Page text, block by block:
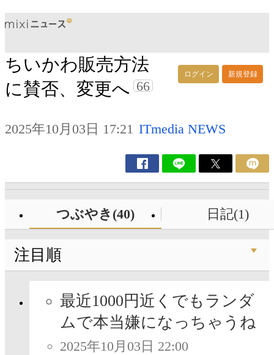
ログイン 新規登録
ちいかわ販売方法
に賛否、変更へ 66
2025年10月03日 17:21 ITmedia NEWS
つぶやき(40) 日記(1)
注目順
最近1000円近くでもランダ
ムで本当嫌になっちゃうね
2025年10月03日 22:00